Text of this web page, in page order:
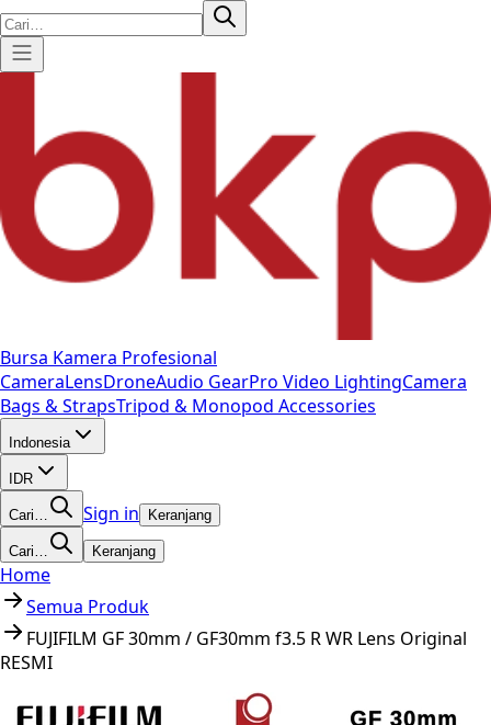
Bursa Kamera Profesional
CameraLensDroneAudio GearPro Video LightingCamera
Bags & StrapsTripod & Monopod Accessories
Indonesia
IDR
Cari… Sign in Keranjang
Cari… Keranjang
Home
Semua Produk
FUJIFILM GF 30mm / GF30mm f3.5 R WR Lens Original
RESMI